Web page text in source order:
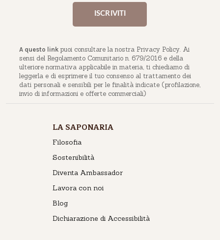
A questo link puoi consultare la nostra Privacy Policy. Ai
sensi del Regolamento Comunitario n. 679/2016 e della
ulteriore normativa applicabile in materia, ti chiediamo di
leggerla e di esprimere il tuo consenso al trattamento dei
dati personali e sensibili per le finalità indicate (profilazione,
invio di informazioni e offerte commerciali)
LA SAPONARIA
Filosofia
Sostenibilità
Diventa Ambassador
Lavora con noi
Blog
Dichiarazione di Accessibilità